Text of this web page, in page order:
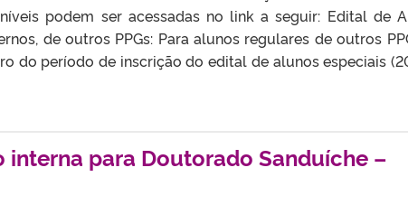
podem ser acessadas no link a seguir: Edital de
de outros PPGs: Para alunos regulares de outros
do período de inscrição do edital de alunos especiais
para Doutorado Sanduíche –